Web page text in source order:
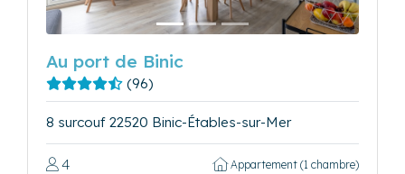
Au port de Binic
(96)
8 surcouf 22520 Binic-Étables-sur-Mer
4 Appartement (1 chambre)